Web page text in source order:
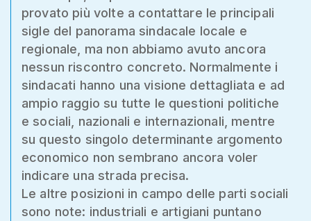
provato più volte a contattare le principali
sigle del panorama sindacale locale e
regionale, ma non abbiamo avuto ancora
nessun riscontro concreto. Normalmente i
sindacati hanno una visione dettagliata e ad
ampio raggio su tutte le questioni politiche
e sociali, nazionali e internazionali, mentre
su questo singolo determinante argomento
economico non sembrano ancora voler
indicare una strada precisa.
Le altre posizioni in campo delle parti sociali
sono note: industriali e artigiani puntano